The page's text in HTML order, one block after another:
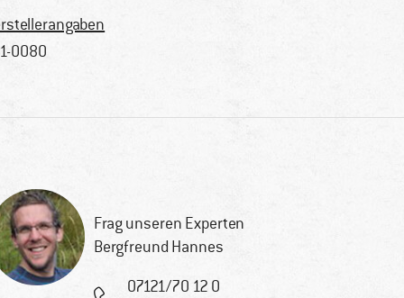
0080
Frag unseren Experten
Bergfreund Hannes
07121/70 12 0